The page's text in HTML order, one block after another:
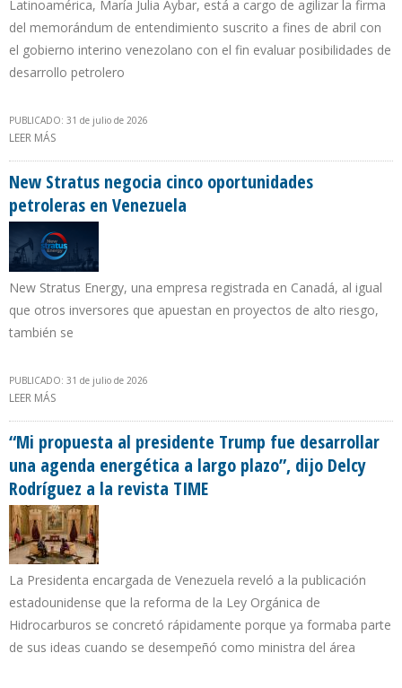
Latinoamérica, María Julia Aybar, está a cargo de agilizar la firma
del memorándum de entendimiento suscrito a fines de abril con
el gobierno interino venezolano con el fin evaluar posibilidades de
desarrollo petrolero
PUBLICADO: 31 de julio de 2026
LEER MÁS
New Stratus negocia cinco oportunidades
petroleras en Venezuela
New Stratus Energy, una empresa registrada en Canadá, al igual
que otros inversores que apuestan en proyectos de alto riesgo,
también se
PUBLICADO: 31 de julio de 2026
LEER MÁS
“Mi propuesta al presidente Trump fue desarrollar
una agenda energética a largo plazo”, dijo Delcy
Rodríguez a la revista TIME
La Presidenta encargada de Venezuela reveló a la publicación
estadounidense que la reforma de la Ley Orgánica de
Hidrocarburos se concretó rápidamente porque ya formaba parte
de sus ideas cuando se desempeñó como ministra del área